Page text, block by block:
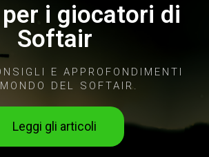
i giocatori di
Softair
E APPROFONDIMENTI
DEL SOFTAIR.
Leggi gli articoli